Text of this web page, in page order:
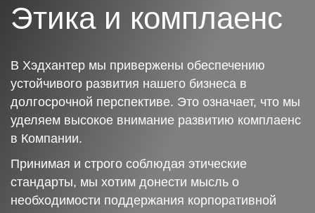
Этика и комплаенс
В Хэдхантер мы привержены обеспечению
устойчивого развития нашего бизнеса в
долгосрочной перспективе. Это означает, что мы
уделяем высокое внимание развитию комплаенс
в Компании.
Принимая и строго соблюдая этические
стандарты, мы хотим донести мысль о
необходимости поддержания корпоративной